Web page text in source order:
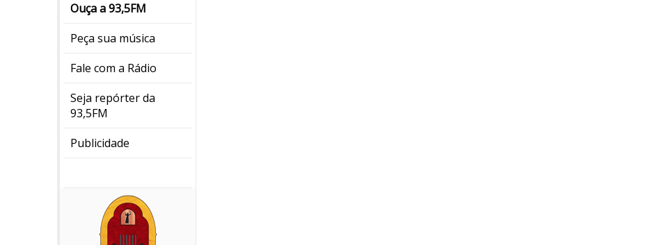
Ouça a 93,5FM
Peça sua música
Fale com a Rádio
Seja repórter da
93,5FM
Publicidade